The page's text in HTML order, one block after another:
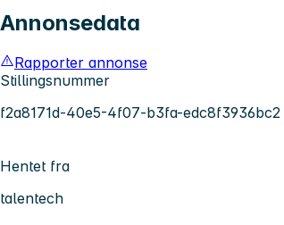
Annonsedata
Rapporter annonse
Stillingsnummer
f2a8171d-40e5-4f07-b3fa-edc8f3936bc2
Hentet fra
talentech